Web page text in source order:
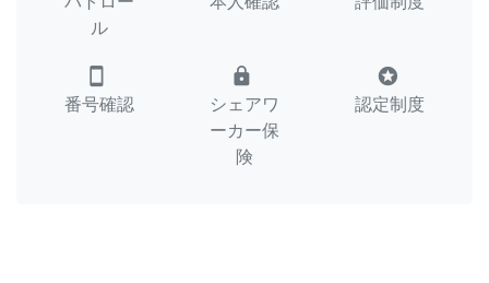
ル
smartphone
番号確認
lock
シェアワ
ーカー保
険
stars
認定制度